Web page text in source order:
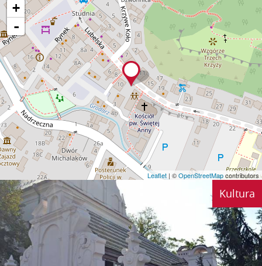
+
-
Leaflet | ©OpenStreetMapcontributors
Kultura